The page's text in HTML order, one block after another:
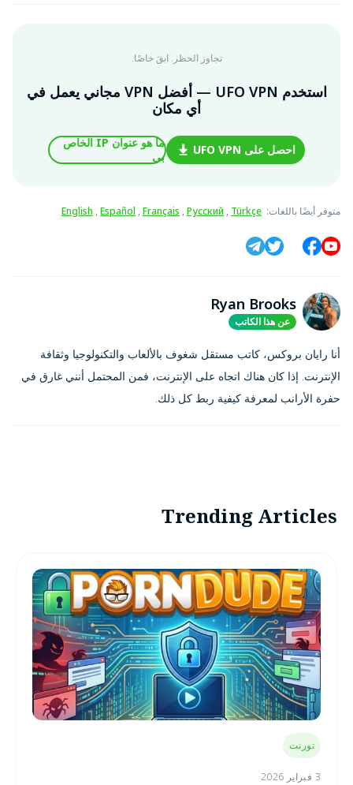
تجاوز الحظر. ابقَ خاصًا.
استخدم UFO VPN — أفضل VPN مجاني يعمل في
أي مكان
احصل على UFO VPN
ما هو عنوان IP الخاص
بي
متوفر أيضًا باللغات:
English ,Español ,Français ,Русский , Türkçe
Ryan Brooks
عن هذا الكاتب
أنا رايان بروكس، كاتب مستقل شغوف بالألعاب والتكنولوجيا وثقافة
الإنترنت. إذا كان هناك اتجاه على الإنترنت، فمن المحتمل أنني غارق في
حفرة الأرانب لمعرفة كيفية ربط كل ذلك.
Trending Articles
تورنت
3 فبراير 2026